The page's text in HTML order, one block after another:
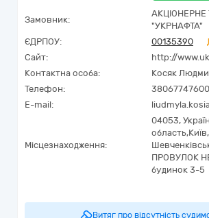
Замовник:
"УКPНAФТА"
ЄДРПОУ:
00135390
Сайт:
http://
Контактна особа:
Косяк
Телефон:
E-mail:
Місцезнаходження:
04053,
область,Київ,
ПРОВУЛОК
будинок 3-5
Витяг про відсутність